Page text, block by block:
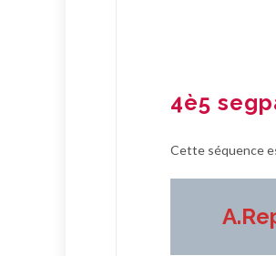
4è5
Cette séquence